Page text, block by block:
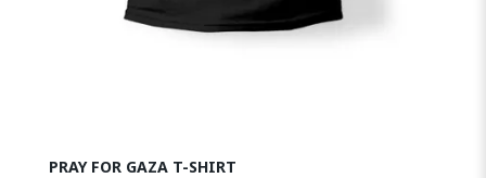
PRAY FOR GAZA T-SHIRT